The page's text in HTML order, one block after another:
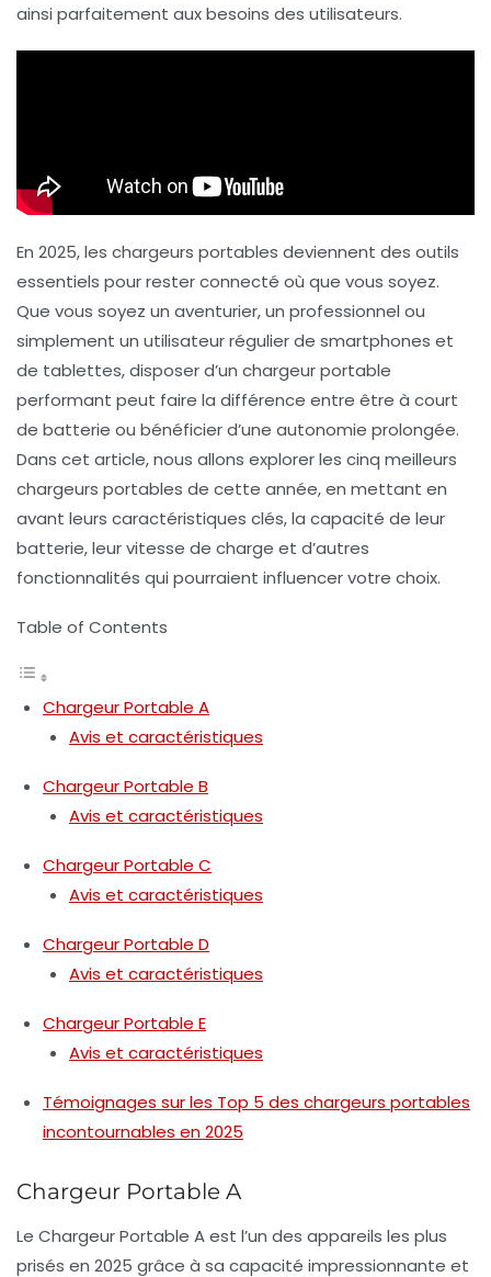
ainsi parfaitement aux besoins des utilisateurs.
En 2025, les chargeurs portables deviennent des outils
essentiels pour rester connecté où que vous soyez.
Que vous soyez un aventurier, un professionnel ou
simplement un utilisateur régulier de smartphones et
de tablettes, disposer d’un chargeur portable
performant peut faire la différence entre être à court
de batterie ou bénéficier d’une autonomie prolongée.
Dans cet article, nous allons explorer les cinq meilleurs
chargeurs portables de cette année, en mettant en
avant leurs caractéristiques clés, la capacité de leur
batterie, leur vitesse de charge et d’autres
fonctionnalités qui pourraient influencer votre choix.
Table of Contents
Chargeur Portable A
Avis et caractéristiques
Chargeur Portable B
Avis et caractéristiques
Chargeur Portable C
Avis et caractéristiques
Chargeur Portable D
Avis et caractéristiques
Chargeur Portable E
Avis et caractéristiques
Témoignages sur les Top 5 des chargeurs portables
incontournables en 2025
Chargeur Portable A
Le Chargeur Portable A est l’un des appareils les plus
prisés en 2025 grâce à sa capacité impressionnante et